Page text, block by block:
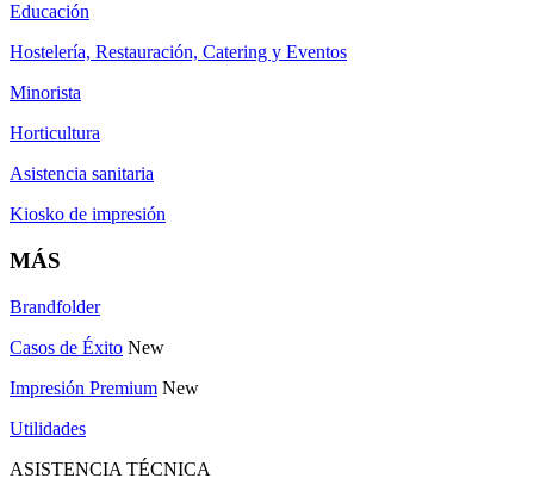
Educación
Hostelería, Restauración, Catering y Eventos
Minorista
Horticultura
Asistencia sanitaria
Kiosko de impresión
MÁS
Brandfolder
Casos de Éxito New
Impresión Premium New
Utilidades
ASISTENCIA TÉCNICA